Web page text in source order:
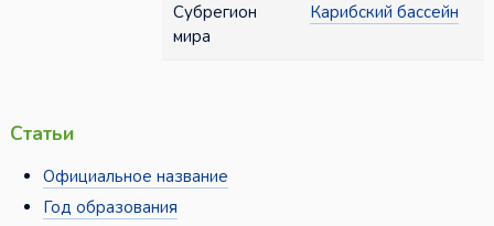
Субрегион
мира
Карибский бассейн
Статьи
Официальное название
Год образования